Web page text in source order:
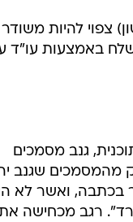
צפוי להיות משודר
באמצעות עו"ד
גנב מסמכים
מהמסמכים שגנב
בכתבה, ואשר לא
רגב מכחישה